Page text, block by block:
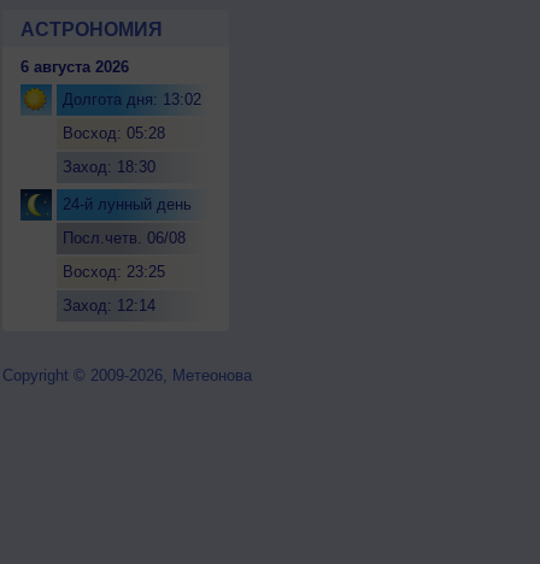
АСТРОНОМИЯ
6 августа 2026
Долгота дня: 13:02
Восход: 05:28
Заход: 18:30
24-й лунный день
Посл.четв. 06/08
Восход: 23:25
Заход: 12:14
Copyright © 2009-2026, Метеонова